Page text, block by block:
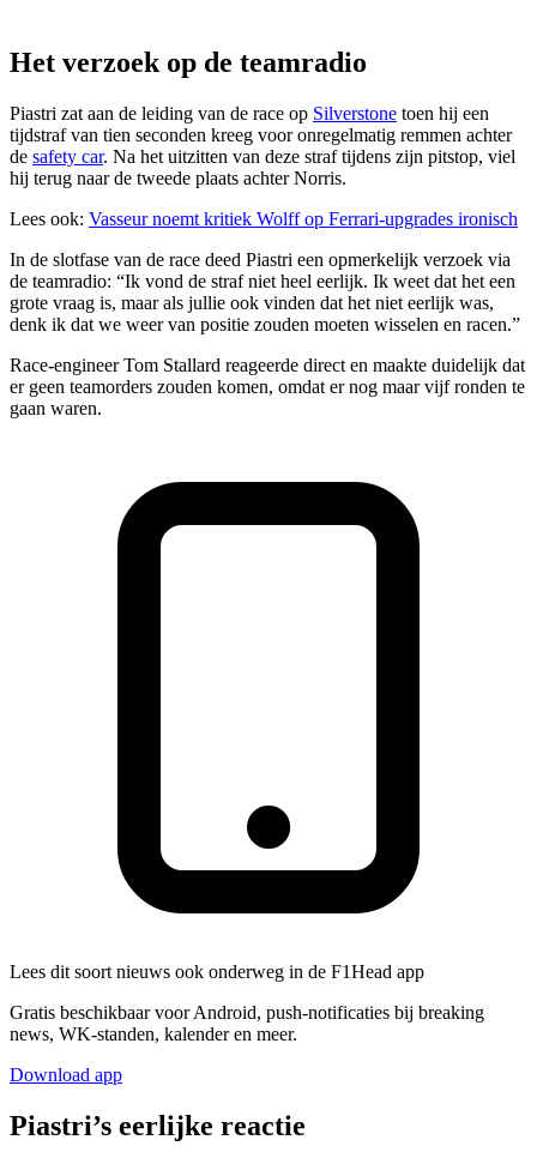
Het verzoek op de teamradio
Piastri zat aan de leiding van de race op Silverstone toen hij een
tijdstraf van tien seconden kreeg voor onregelmatig remmen achter
de safety car. Na het uitzitten van deze straf tijdens zijn pitstop, viel
hij terug naar de tweede plaats achter Norris.
Lees ook: Vasseur noemt kritiek Wolff op Ferrari-upgrades ironisch
In de slotfase van de race deed Piastri een opmerkelijk verzoek via
de teamradio: “Ik vond de straf niet heel eerlijk. Ik weet dat het een
grote vraag is, maar als jullie ook vinden dat het niet eerlijk was,
denk ik dat we weer van positie zouden moeten wisselen en racen.”
Race-engineer Tom Stallard reageerde direct en maakte duidelijk dat
er geen teamorders zouden komen, omdat er nog maar vijf ronden te
gaan waren.
Lees dit soort nieuws ook onderweg in de F1Head app
Gratis beschikbaar voor Android, push-notificaties bij breaking
news, WK-standen, kalender en meer.
Download app
Piastri’s eerlijke reactie